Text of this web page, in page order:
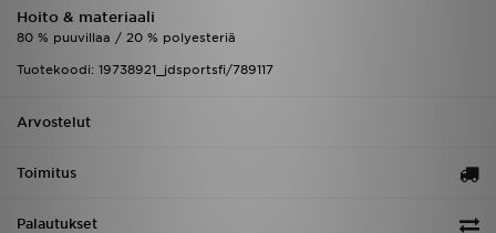
Hoito & materiaali
80 % puuvillaa / 20 % polyesteriä
Tuotekoodi: 19738921_jdsportsfi/789117
Arvostelut
Toimitus
Palautukset